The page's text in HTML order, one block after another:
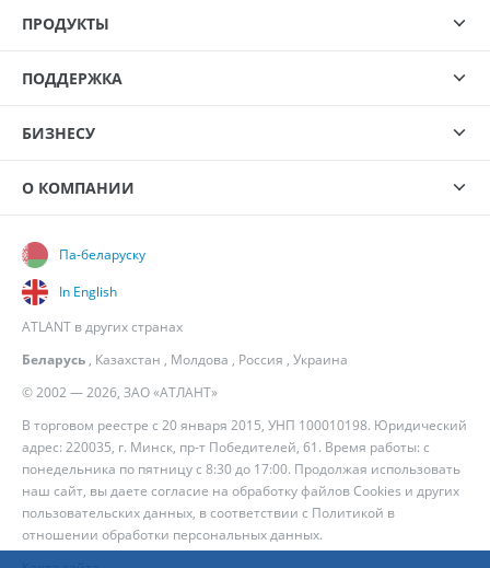
ПРОДУКТЫ
ПОДДЕРЖКА
БИЗНЕСУ
О КОМПАНИИ
© 2002 — 2026, ЗАО «АТЛАНТ»
В торговом реестре с 20 января 2015, УНП 100010198. Юридический
адрес: 220035, г. Минск, пр-т Победителей, 61. Время работы: с
понедельника по пятницу с 8:30 до 17:00. Продолжая использовать
наш сайт, вы даете согласие на обработку файлов Cookies и других
пользовательских данных, в соответствии с Политикой в
отношении обработки персональных данных.
Па-беларуску
In English
ATLANT в других странах
Беларусь , Казахстан , Молдова , Россия , Украина